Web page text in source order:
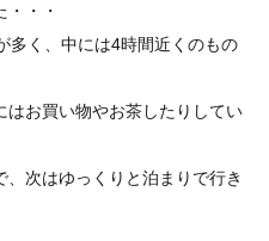
・・
多く、中には4時間近くのもの
はお買い物やお茶したりしてい
次はゆっくりと泊まりで行き